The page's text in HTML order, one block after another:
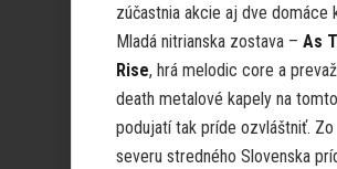
zúčastnia akcie aj dve domáce
Mladá nitrianska zostava – As
Rise, hrá melodic core a
death metalové kapely na tomto
podujatí tak príde ozvláštniť. Zo
severu stredného Slovenska